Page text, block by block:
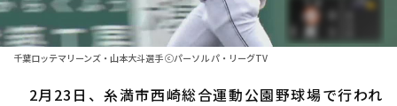
1軍公式戦
ファーム東地区
選手名鑑
選手名鑑トップ
北海道日本ハムファイターズ
ニュース
千葉ロッテマリーンズ・山本大斗選手 ⓒパーソル パ・リーグTV
2月23日、糸満市西崎総合運動公園野球場で行われ